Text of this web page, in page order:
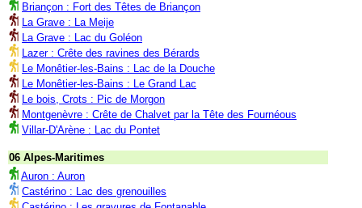
Briançon : Fort des Têtes de Briançon
La Grave : La Meije
La Grave : Lac du Goléon
Lazer : Crête des ravines des Bérards
Le Monêtier-les-Bains : Lac de la Douche
Le Monêtier-les-Bains : Le Grand Lac
Le bois, Crots : Pic de Morgon
Montgenèvre : Crête de Chalvet par la Tête des Fournéous
Villar-D'Arène : Lac du Pontet
06 Alpes-Maritimes
Auron : Auron
Castérino : Lac des grenouilles